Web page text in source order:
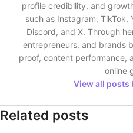
profile credibility, and
such as Instagram, TikTok,
Discord, and X. Through
entrepreneurs, and brands
proof, content performance,
online
View all posts
Related posts